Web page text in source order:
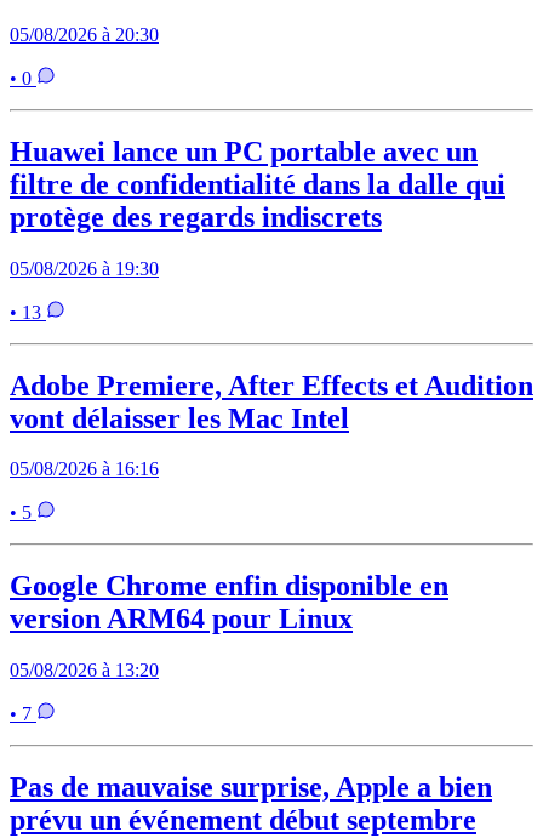
05/08/2026 à 20:30
• 0
Huawei lance un PC portable avec un
filtre de confidentialité dans la dalle qui
protège des regards indiscrets
05/08/2026 à 19:30
• 13
Adobe Premiere, After Effects et Audition
vont délaisser les Mac Intel
05/08/2026 à 16:16
• 5
Google Chrome enfin disponible en
version ARM64 pour Linux
05/08/2026 à 13:20
• 7
Pas de mauvaise surprise, Apple a bien
prévu un événement début septembre